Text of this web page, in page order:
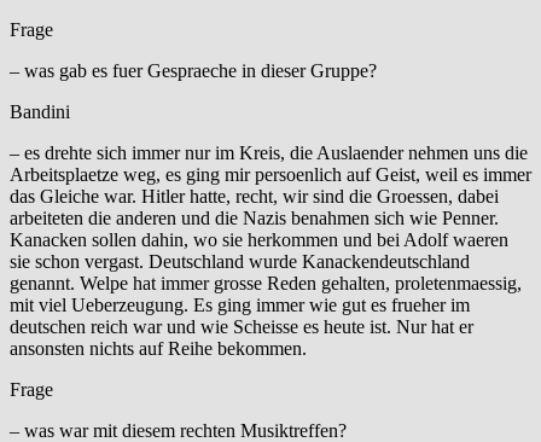
Frage
– was gab es fuer Gespraeche in dieser Gruppe?
Bandini
– es drehte sich immer nur im Kreis, die Auslaender nehmen uns die
Arbeitsplaetze weg, es ging mir persoenlich auf Geist, weil es immer
das Gleiche war. Hitler hatte, recht, wir sind die Groessen, dabei
arbeiteten die anderen und die Nazis benahmen sich wie Penner.
Kanacken sollen dahin, wo sie herkommen und bei Adolf waeren
sie schon vergast. Deutschland wurde Kanackendeutschland
genannt. Welpe hat immer grosse Reden gehalten, proletenmaessig,
mit viel Ueberzeugung. Es ging immer wie gut es frueher im
deutschen reich war und wie Scheisse es heute ist. Nur hat er
ansonsten nichts auf Reihe bekommen.
Frage
– was war mit diesem rechten Musiktreffen?